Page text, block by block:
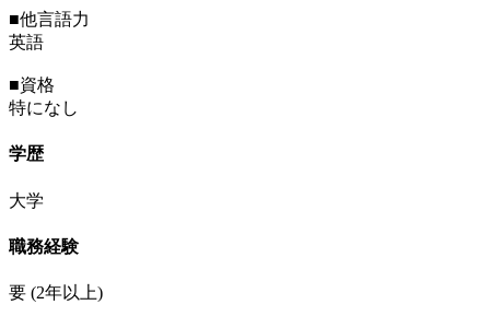
■他言語力
英語
■資格
特になし
学歴
大学
職務経験
要 (2年以上)